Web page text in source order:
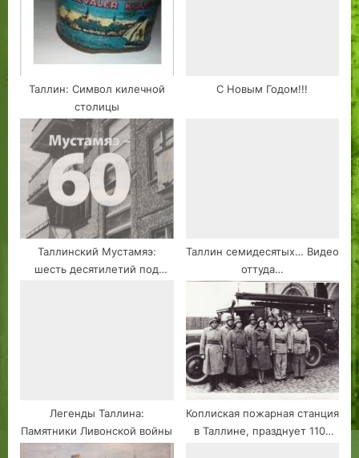
:
Таллин: Символ килечной
столицы
С Новым Годом!!!
Таллинский Мустамяэ:
шесть десятилетий под
Таллин семидесятых… Видео
оттуда…
Легенды Таллина:
Памятники Ливонской войны
Коплиская пожарная станция
в Таллине, празднует 110-